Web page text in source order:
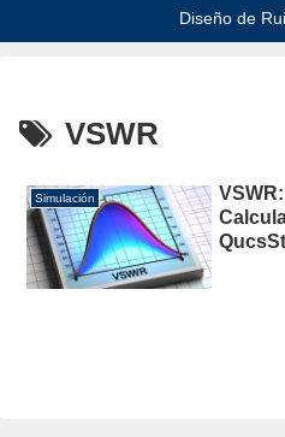
Diseño de
VSWR
Simulación